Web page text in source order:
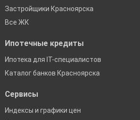
Застройщики Красноярска
Все ЖК
Ипотечные кредиты
Ипотека для IT-специалистов
Каталог банков Красноярска
Сервисы
Индексы и графики цен